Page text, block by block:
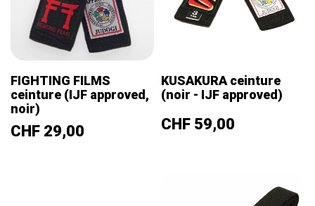
FIGHTING FILMS
ceinture (IJF approved,
noir)
Prix
CHF 29,00
KUSAKURA ceinture
(noir - IJF approved)
Prix
CHF 59,00